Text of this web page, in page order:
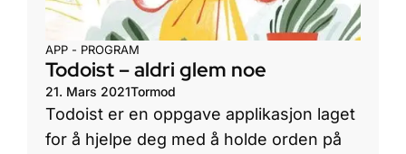
APP - PROGRAM
Todoist – aldri glem noe
21. Mars 2021Tormod
Todoist er en oppgave applikasjon laget
for å hjelpe deg med å holde orden på